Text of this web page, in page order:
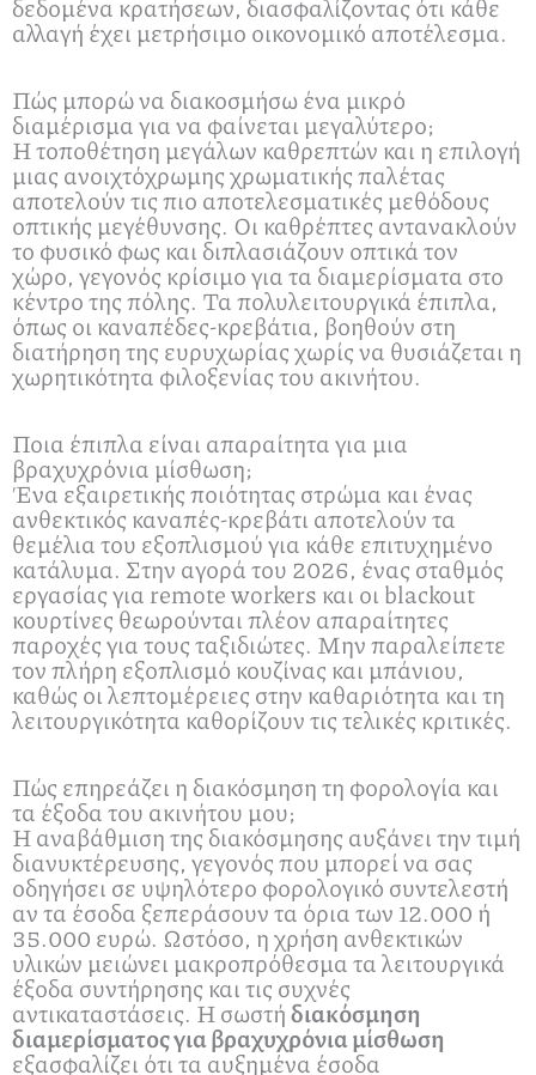
δεδομένα κρατήσεων, διασφαλίζοντας ότι κάθε
αλλαγή έχει μετρήσιμο οικονομικό αποτέλεσμα.
Πώς μπορώ να διακοσμήσω ένα μικρό
διαμέρισμα για να φαίνεται μεγαλύτερο;
Η τοποθέτηση μεγάλων καθρεπτών και η επιλογή
μιας ανοιχτόχρωμης χρωματικής παλέτας
αποτελούν τις πιο αποτελεσματικές μεθόδους
οπτικής μεγέθυνσης. Οι καθρέπτες αντανακλούν
το φυσικό φως και διπλασιάζουν οπτικά τον
χώρο, γεγονός κρίσιμο για τα διαμερίσματα στο
κέντρο της πόλης. Τα πολυλειτουργικά έπιπλα,
όπως οι καναπέδες-κρεβάτια, βοηθούν στη
διατήρηση της ευρυχωρίας χωρίς να θυσιάζεται η
χωρητικότητα φιλοξενίας του ακινήτου.
Ποια έπιπλα είναι απαραίτητα για μια
βραχυχρόνια μίσθωση;
Ένα εξαιρετικής ποιότητας στρώμα και ένας
ανθεκτικός καναπές-κρεβάτι αποτελούν τα
θεμέλια του εξοπλισμού για κάθε επιτυχημένο
κατάλυμα. Στην αγορά του 2026, ένας σταθμός
εργασίας για remote workers και οι blackout
κουρτίνες θεωρούνται πλέον απαραίτητες
παροχές για τους ταξιδιώτες. Μην παραλείπετε
τον πλήρη εξοπλισμό κουζίνας και μπάνιου,
καθώς οι λεπτομέρειες στην καθαριότητα και τη
λειτουργικότητα καθορίζουν τις τελικές κριτικές.
Πώς επηρεάζει η διακόσμηση τη φορολογία και
τα έξοδα του ακινήτου μου;
Η αναβάθμιση της διακόσμησης αυξάνει την τιμή
διανυκτέρευσης, γεγονός που μπορεί να σας
οδηγήσει σε υψηλότερο φορολογικό συντελεστή
αν τα έσοδα ξεπεράσουν τα όρια των 12.000 ή
35.000 ευρώ. Ωστόσο, η χρήση ανθεκτικών
υλικών μειώνει μακροπρόθεσμα τα λειτουργικά
έξοδα συντήρησης και τις συχνές
αντικαταστάσεις. Η σωστήδιακόσμηση
διαμερίσματος για βραχυχρόνια μίσθωση
εξασφαλίζει ότι τα αυξημένα έσοδα